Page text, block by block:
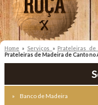
Home » Serviços » Prateleiras de
Prateleiras de Madeira de Canto no
Banco de Madeira